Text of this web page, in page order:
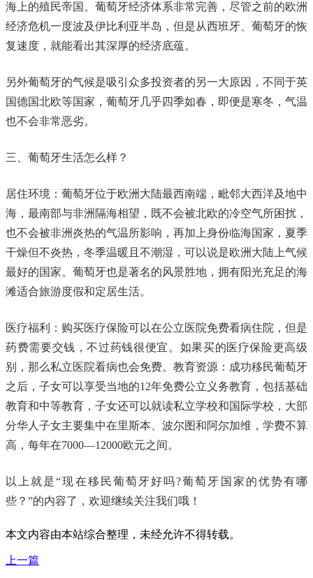
海上的殖民帝国。葡萄牙经济体系非常完善，尽管之前的欧洲
经济危机一度波及伊比利亚半岛，但是从西班牙、葡萄牙的恢
复速度，就能看出其深厚的经济底蕴。
另外葡萄牙的气候是吸引众多投资者的另一大原因，不同于英
国德国北欧等国家，葡萄牙几乎四季如春，即便是寒冬，气温
也不会非常恶劣。
三、葡萄牙生活怎么样？
居住环境：葡萄牙位于欧洲大陆最西南端，毗邻大西洋及地中
海，最南部与非洲隔海相望，既不会被北欧的冷空气所困扰，
也不会被非洲炎热的气温所影响，再加上身份临海国家，夏季
干燥但不炎热，冬季温暖且不潮湿，可以说是欧洲大陆上气候
最好的国家。葡萄牙也是著名的风景胜地，拥有阳光充足的海
滩适合旅游度假和定居生活。
医疗福利：购买医疗保险可以在公立医院免费看病住院，但是
药费需要交钱，不过药钱很便宜。如果买的医疗保险更高级
别，那么私立医院看病也会免费。教育资源：成功移民葡萄牙
之后，子女可以享受当地的12年免费公立义务教育，包括基础
教育和中等教育，子女还可以就读私立学校和国际学校，大部
分华人子女主要集中在里斯本、波尔图和阿尔加维，学费不算
高，每年在7000—12000欧元之间。
以上就是“现在移民葡萄牙好吗?葡萄牙国家的优势有哪
些？”的内容了，欢迎继续关注我们哦！
本文内容由本站综合整理，未经允许不得转载。
上一篇